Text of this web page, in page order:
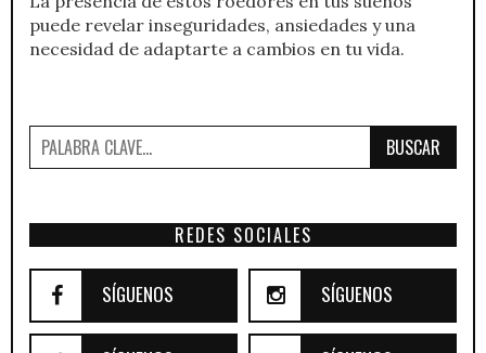
puede revelar inseguridades, ansiedades y una
necesidad de adaptarte a cambios en tu vida.
BUSCAR
REDES SOCIALES
SÍGUENOS SÍGUENOS